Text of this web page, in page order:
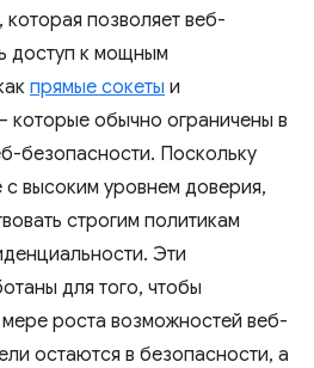
позволяет веб-
доступ к мощным
прямые сокеты и
которые обычно ограничены в
безопасности. Поскольку
высоким уровнем доверия,
строгим политикам
Эти
для того, чтобы
мере роста возможностей веб-
остаются в безопасности, а